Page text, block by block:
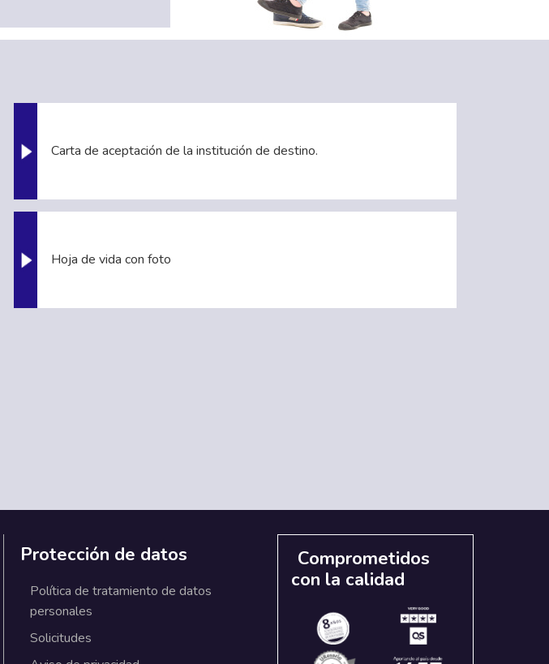
Carta de aceptación de la institución de destino.
Hoja de vida con foto
Protección de datos
Política de tratamiento de datos
personales
Solicitudes
Comprometidos
con la calidad